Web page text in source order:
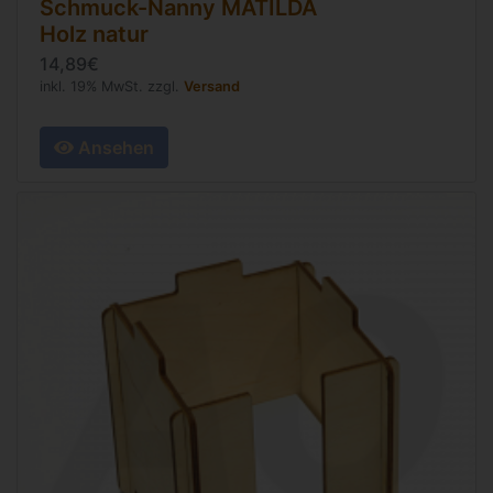
Schmuck-Nanny MATILDA
Holz natur
14,89€
inkl. 19% MwSt. zzgl. Versand
Ansehen